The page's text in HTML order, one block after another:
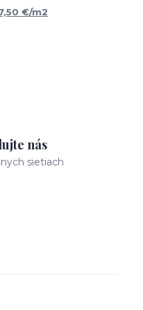
€/m2
nás
sietiach